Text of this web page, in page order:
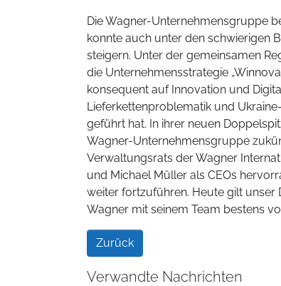
Die Wagner-Unternehmensgruppe
konnte auch unter den schwierigen
steigern. Unter der gemeinsamen
die Unternehmensstrategie
konsequent auf Innovation und
Lieferkettenproblematik und
geführt hat. In ihrer neuen
Wagner-Unternehmensgruppe
Verwaltungsrats der Wagner
und Michael Müller als CEOs
weiter fortzuführen. Heute gilt unser
Wagner mit seinem Team bestens
Zurück
Verwandte Nachrichten